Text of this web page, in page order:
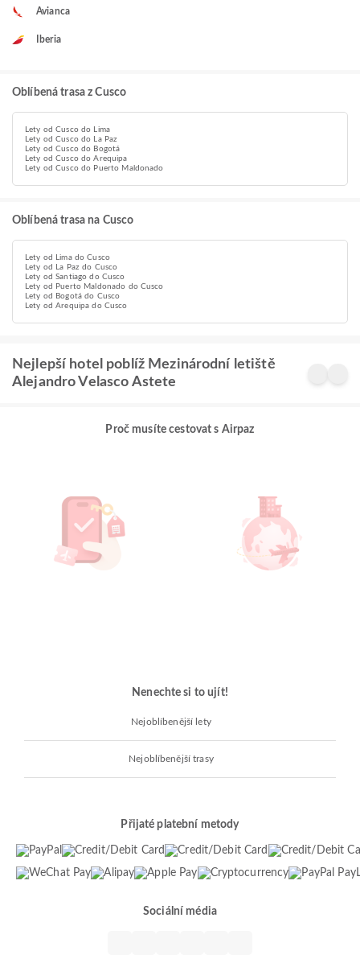
Avianca
Iberia
Oblíbená trasa z Cusco
Lety od Cusco do Lima
Lety od Cusco do La Paz
Lety od Cusco do Bogotá
Lety od Cusco do Arequipa
Lety od Cusco do Puerto Maldonado
Oblíbená trasa na Cusco
Lety od Lima do Cusco
Lety od La Paz do Cusco
Lety od Santiago do Cusco
Lety od Puerto Maldonado do Cusco
Lety od Bogotá do Cusco
Lety od Arequipa do Cusco
Nejlepší hotel poblíž Mezinárodní letiště
Alejandro Velasco Astete
Proč musíte cestovat s Airpaz
Nenechte si to ujít!
Nejoblíbenější lety
Nejoblíbenější trasy
Přijaté platební metody
Sociální média